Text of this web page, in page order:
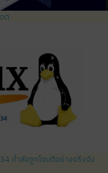
ต
กำลังถูกโจมตีอย่างจริงจัง